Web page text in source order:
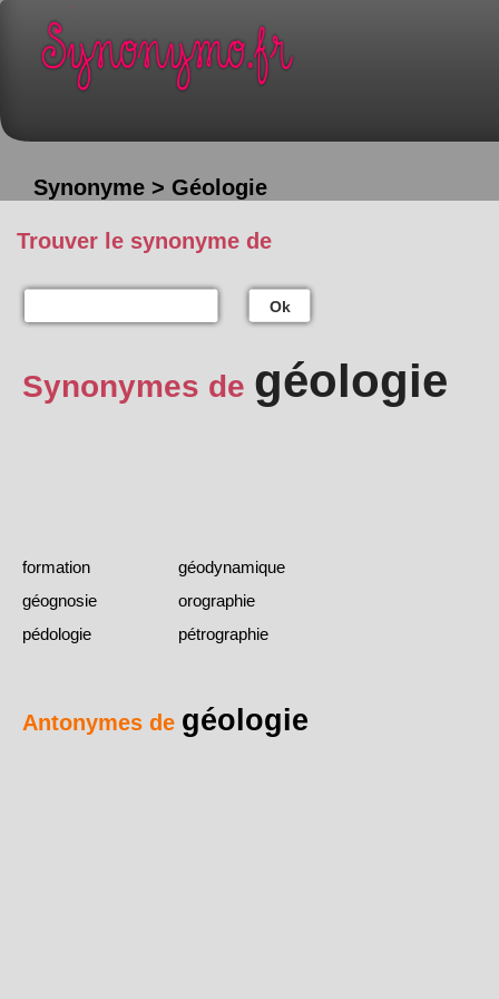
Synonyme > Géologie
Trouver le synonyme de
Ok
Synonymes de géologie
formation
géodynamique
géognosie
orographie
pédologie
pétrographie
Antonymes de géologie